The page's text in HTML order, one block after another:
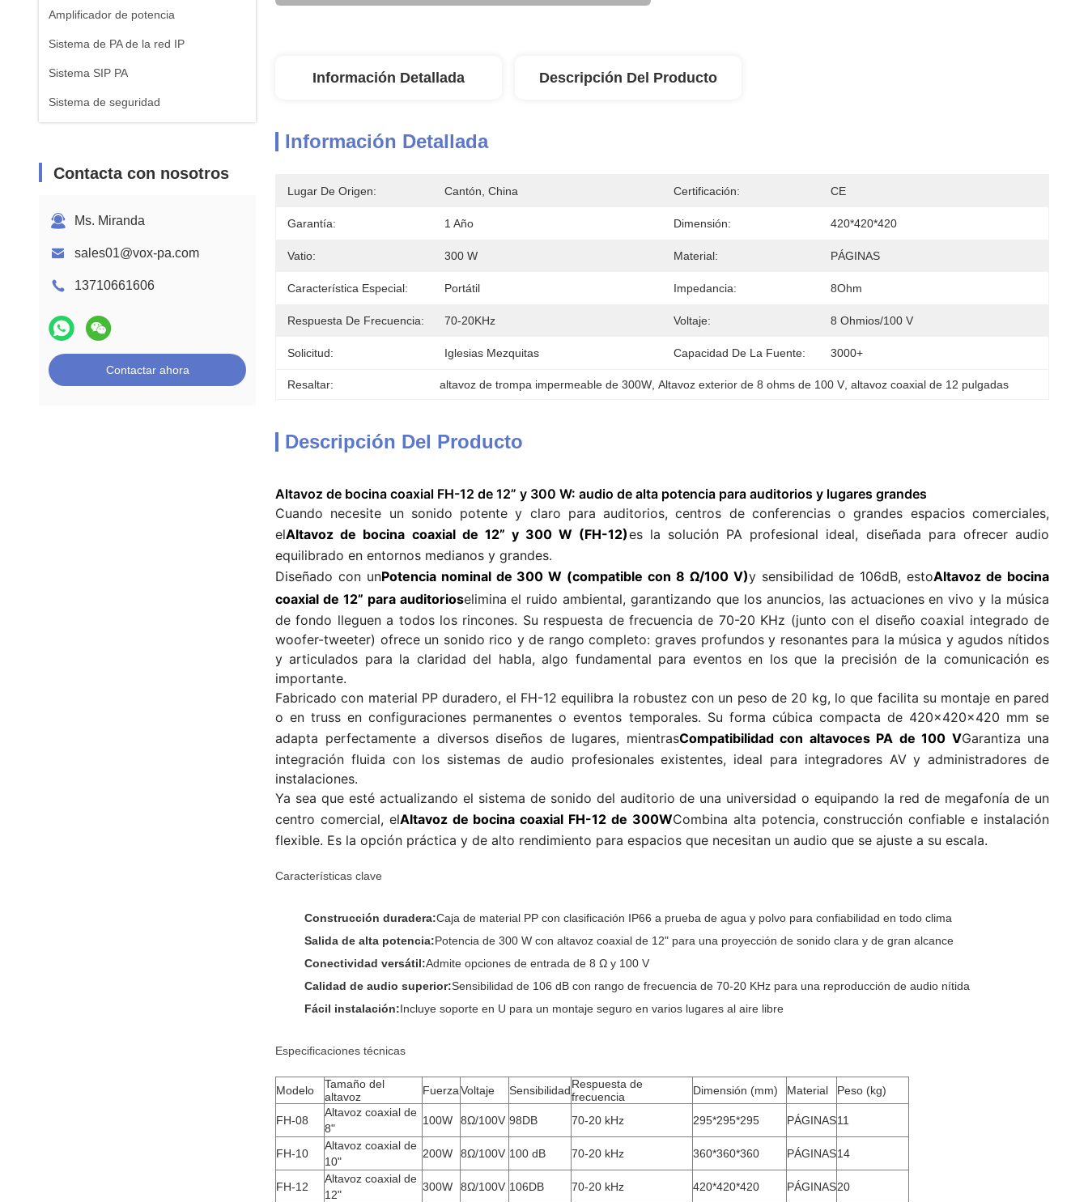
Amplificador de potencia
Sistema de PA de la red IP
Sistema SIP PA
Sistema de seguridad
Contacta con nosotros
Ms. Miranda
sales01@vox-pa.com
13710661606
Contactar ahora
Información Detallada Descripción Del Producto
Información Detallada
Lugar De Origen: Cantón, China Certificación: CE
Garantía: 1 Año Dimensión: 420*420*420
Vatio: 300 W Material: PÁGINAS
Característica Especial: Portátil Impedancia: 8Ohm
Respuesta De Frecuencia: 70-20KHz Voltaje: 8 Ohmios/100 V
Solicitud: Iglesias Mezquitas Capacidad De La Fuente: 3000+
Resaltar: altavoz de trompa impermeable de 300W , Altavoz exterior de 8 ohms de 100 V , altavoz coaxial de 12 pulgadas
Descripción Del Producto
Altavoz de bocina coaxial FH-12 de 12” y 300 W: audio de alta potencia para auditorios y lugares grandes
Cuando necesite un sonido potente y claro para auditorios, centros de conferencias o grandes espacios comerciales,
elAltavoz de bocina coaxial de 12” y 300 W (FH-12)es la solución PA profesional ideal, diseñada para ofrecer audio
equilibrado en entornos medianos y grandes.
Diseñado con unPotencia nominal de 300 W (compatible con 8 Ω/100 V)y sensibilidad de 106dB, estoAltavoz de bocina
coaxial de 12” para auditorioselimina el ruido ambiental, garantizando que los anuncios, las actuaciones en vivo y la música
de fondo lleguen a todos los rincones. Su respuesta de frecuencia de 70-20 KHz (junto con el diseño coaxial integrado de
woofer-tweeter) ofrece un sonido rico y de rango completo: graves profundos y resonantes para la música y agudos nítidos
y articulados para la claridad del habla, algo fundamental para eventos en los que la precisión de la comunicación es
importante.
Fabricado con material PP duradero, el FH-12 equilibra la robustez con un peso de 20 kg, lo que facilita su montaje en pared
o en truss en configuraciones permanentes o eventos temporales. Su forma cúbica compacta de 420×420×420 mm se
adapta perfectamente a diversos diseños de lugares, mientrasCompatibilidad con altavoces PA de 100 VGarantiza una
integración fluida con los sistemas de audio profesionales existentes, ideal para integradores AV y administradores de
instalaciones.
Ya sea que esté actualizando el sistema de sonido del auditorio de una universidad o equipando la red de megafonía de un
centro comercial, elAltavoz de bocina coaxial FH-12 de 300WCombina alta potencia, construcción confiable e instalación
flexible. Es la opción práctica y de alto rendimiento para espacios que necesitan un audio que se ajuste a su escala.
Características clave
Construcción duradera:Caja de material PP con clasificación IP66 a prueba de agua y polvo para confiabilidad en todo clima
Salida de alta potencia:Potencia de 300 W con altavoz coaxial de 12" para una proyección de sonido clara y de gran alcance
Conectividad versátil:Admite opciones de entrada de 8 Ω y 100 V
Calidad de audio superior:Sensibilidad de 106 dB con rango de frecuencia de 70-20 KHz para una reproducción de audio nítida
Fácil instalación:Incluye soporte en U para un montaje seguro en varios lugares al aire libre
Especificaciones técnicas
Modelo
Tamaño del
altavoz
FuerzaVoltaje SensibilidadRespuesta de
frecuencia
Dimensión (mm) Material Peso (kg)
FH-08
Altavoz coaxial de
8"
100W 8Ω/100V 98DB 70-20 kHz 295*295*295 PÁGINAS11
FH-10
Altavoz coaxial de
10"
200W 8Ω/100V 100 dB 70-20 kHz 360*360*360 PÁGINAS14
FH-12
Altavoz coaxial de
12"
300W 8Ω/100V 106DB 70-20 kHz 420*420*420 PÁGINAS20